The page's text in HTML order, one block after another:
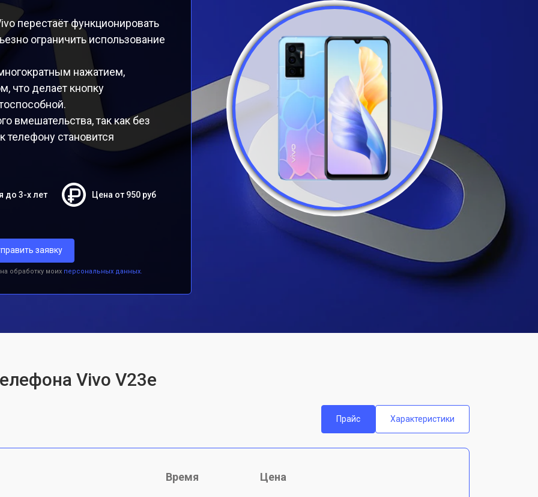
перестаёт функционировать
ограничить использование
нажатием,
что делает кнопку
вмешательства, так как без
телефону становится
до 3-х лет Цена от 950 руб
заявку
обработку моих персональных данных.
Vivo V23e
Прайс
Характеристики
Время Цена